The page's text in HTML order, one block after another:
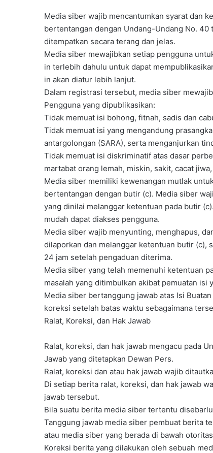
Media siber wajib mencantumkan syarat dan
bertentangan dengan Undang-Undang No.
ditempatkan secara terang dan jelas.
Media siber mewajibkan setiap pengguna
in terlebih dahulu untuk dapat
in akan diatur lebih lanjut.
Dalam registrasi tersebut, media siber
Pengguna yang dipublikasikan:
Tidak memuat isi bohong, fitnah, sadis dan
Tidak memuat isi yang mengandung
antargolongan (SARA), serta menganjurkan
Tidak memuat isi diskriminatif atas dasar
martabat orang lemah, miskin, sakit, cacat
Media siber memiliki kewenangan mutlak
bertentangan dengan butir (c). Media siber
yang dinilai melanggar ketentuan pada butir
mudah dapat diakses pengguna.
Media siber wajib menyunting, menghapus,
dilaporkan dan melanggar ketentuan butir (c),
24 jam setelah pengaduan diterima.
Media siber yang telah memenuhi ketentuan
masalah yang ditimbulkan akibat pemuatan isi
Media siber bertanggung jawab atas Isi
koreksi setelah batas waktu sebagaimana
Ralat, Koreksi, dan Hak Jawab
Ralat, koreksi, dan hak jawab mengacu pada
Jawab yang ditetapkan Dewan Pers.
Ralat, koreksi dan atau hak jawab wajib
Di setiap berita ralat, koreksi, dan hak jawab
jawab tersebut.
Bila suatu berita media siber tertentu
Tanggung jawab media siber pembuat berita
atau media siber yang berada di bawah
Koreksi berita yang dilakukan oleh sebuah